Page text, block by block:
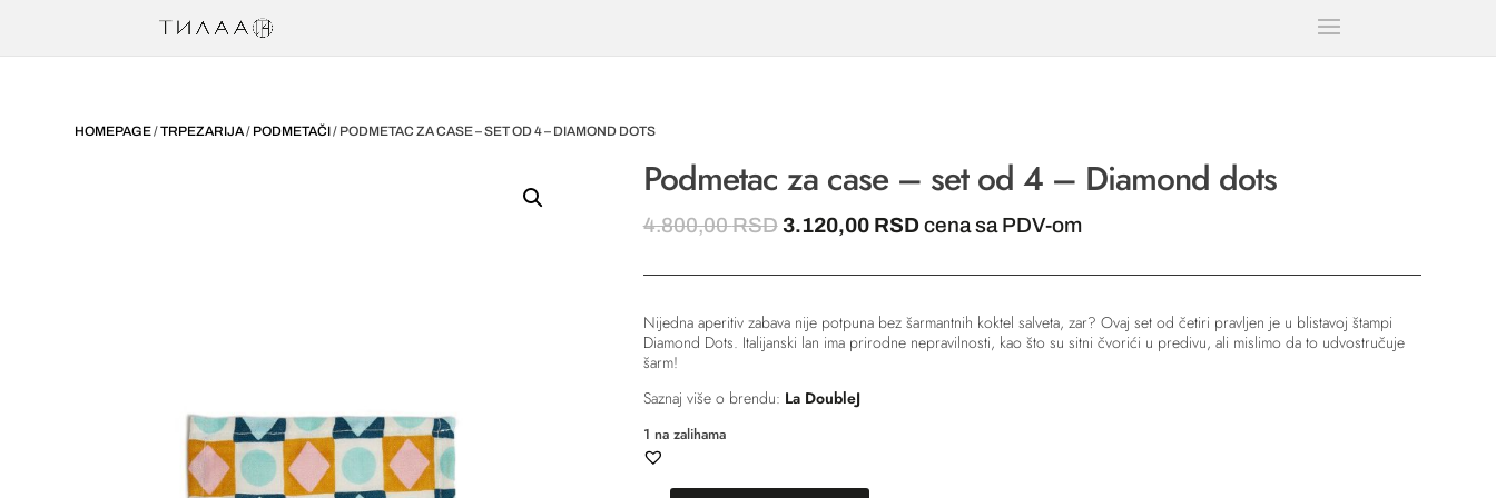
HOMEPAGE/TRPEZARIJA/ PODMETAČI/ PODMETAC ZA CASE – SET OD 4 – DIAMOND DOTS
Podmetac za case – set od 4 – Diamond dots
4.800,00RSD Originalna
je
4.800,00 RSD.
3.120,00 RSDTrenutna
je:
cena sa PDV-om
Nijedna aperitiv zabava nije potpuna bez šarmantnih koktel salveta, zar? Ovaj set od četiri pravljen je u blistavoj štampi
Diamond Dots. Italijanski lan ima prirodne nepravilnosti, kao što su sitni čvorići u predivu, ali mislimo da to udvostručuje
šarm!
Saznaj više o brendu: La DoubleJ
1 na zalihama